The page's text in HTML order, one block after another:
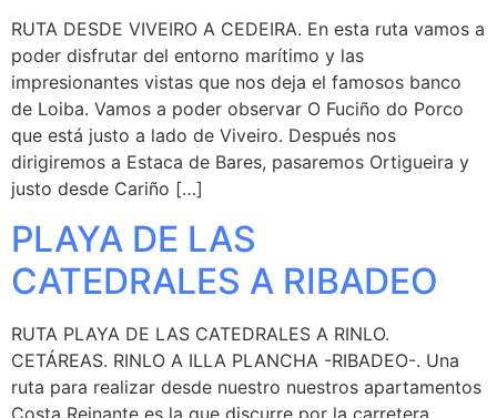
RUTA DESDE VIVEIRO A CEDEIRA. En esta ruta vamos a
poder disfrutar del entorno marítimo y las
impresionantes vistas que nos deja el famosos banco
de Loiba. Vamos a poder observar O Fuciño do Porco
que está justo a lado de Viveiro. Después nos
dirigiremos a Estaca de Bares, pasaremos Ortigueira y
justo desde Cariño […]
PLAYA DE LAS
CATEDRALES A RIBADEO
RUTA PLAYA DE LAS CATEDRALES A RINLO.
CETÁREAS. RINLO A ILLA PLANCHA -RIBADEO-. Una
ruta para realizar desde nuestro nuestros apartamentos
Costa Reinante es la que discurre por la carretera